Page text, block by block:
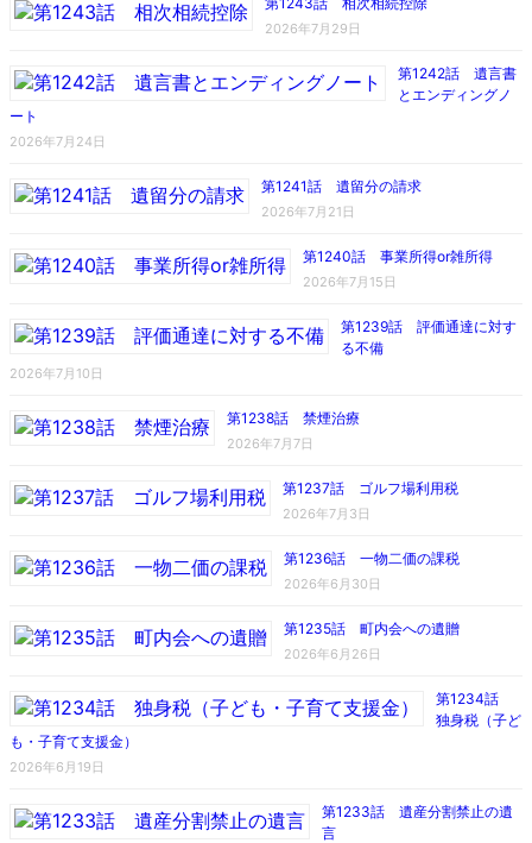
2026年7月29日
第1242話 遺言書
とエンディングノ
ート
2026年7月24日
第1241話 遺留分の請求
2026年7月21日
第1240話 事業所得or雑所得
2026年7月15日
第1239話 評価通達に対す
る不備
2026年7月10日
第1238話 禁煙治療
2026年7月7日
第1237話 ゴルフ場利用税
2026年7月3日
第1236話 一物二価の課税
2026年6月30日
第1235話 町内会への遺贈
2026年6月26日
第1234話
独身税（子ど
も・子育て支援金）
2026年6月19日
第1233話 遺産分割禁止の遺
言